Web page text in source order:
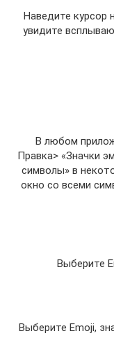
Наведите курсор
увидите
В любом
Правка> «Значки
символы» в
окно со всеми
Выберите
Выберите Emoji,